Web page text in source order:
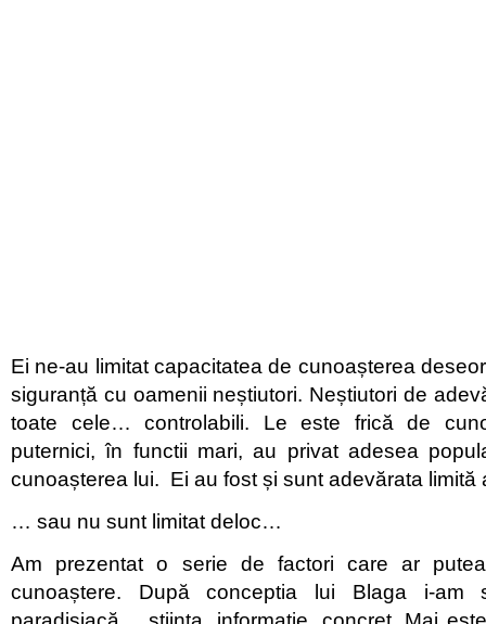
Ei ne-au limitat capacitatea de cunoașterea
siguranță cu oamenii neștiutori. Neștiutori de
toate cele… controlabili. Le este frică de
puternici, în functii mari, au privat adesea
cunoașterea lui. Ei au fost și sunt adevărata
… sau nu sunt limitat deloc…
Am prezentat o serie de factori care ar
cunoaștere. După conceptia lui Blaga i-am